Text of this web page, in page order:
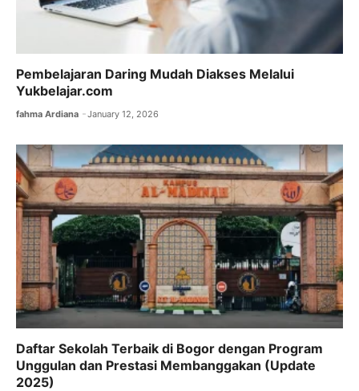
Pembelajaran Daring Mudah Diakses Melalui
Yukbelajar.com
fahma Ardiana January 12, 2026
Daftar Sekolah Terbaik di Bogor dengan Program
Unggulan dan Prestasi Membanggakan (Update
2025)